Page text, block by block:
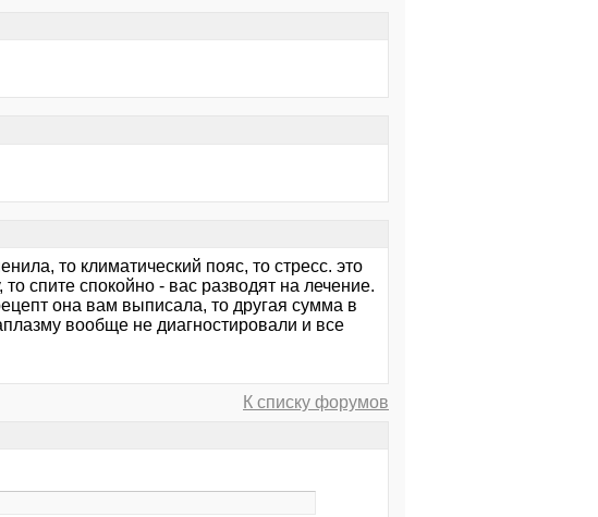
то климатический пояс, то стресс. это
спите спокойно - вас разводят на лечение.
она вам выписала, то другая сумма в
вообще не диагностировали и все
К списку форумов